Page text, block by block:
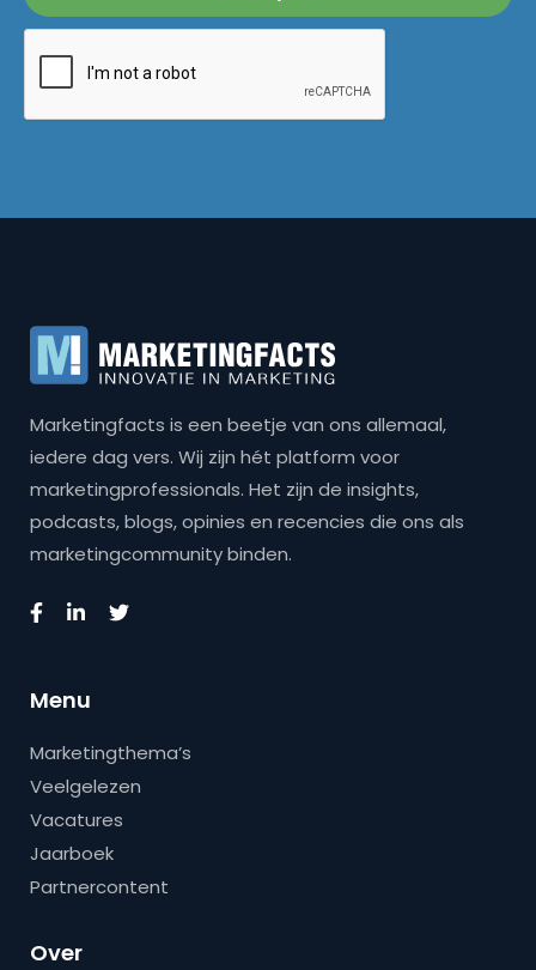
Marketingfacts is een beetje van ons allemaal,
iedere dag vers. Wij zijn hét platform voor
marketingprofessionals. Het zijn de insights,
podcasts, blogs, opinies en recencies die ons als
marketingcommunity binden.
Menu
Marketingthema’s
Veelgelezen
Vacatures
Jaarboek
Partnercontent
Over